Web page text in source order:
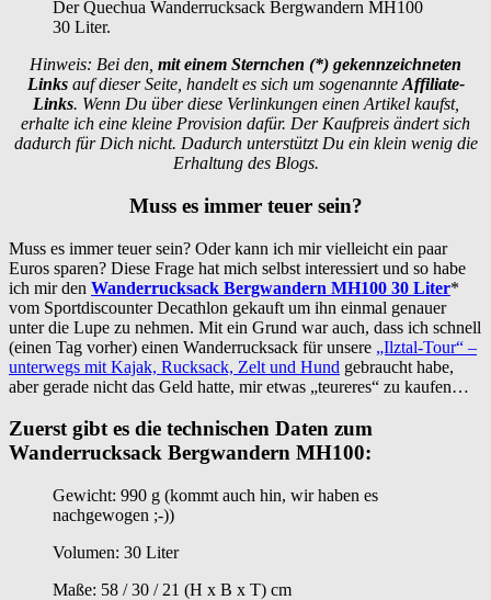
Der Quechua Wanderrucksack Bergwandern MH100
30 Liter.
Hinweis: Bei den, mit einem Sternchen (*) gekennzeichneten
Linksauf dieser Seite, handelt es sich um sogenannte Affiliate-
Links. Wenn Du über diese Verlinkungen einen Artikel kaufst,
erhalte ich eine kleine Provision dafür. Der Kaufpreis ändert sich
dadurch für Dich nicht. Dadurch unterstützt Du ein klein wenig die
Erhaltung des Blogs.
Muss es immer teuer sein?
Muss es immer teuer sein? Oder kann ich mir vielleicht ein paar
Euros sparen? Diese Frage hat mich selbst interessiert und so habe
ich mir den Wanderrucksack Bergwandern MH100 30 Liter*
vom Sportdiscounter Decathlon gekauft um ihn einmal genauer
unter die Lupe zu nehmen. Mit ein Grund war auch, dass ich schnell
(einen Tag vorher) einen Wanderrucksack für unsere „Ilztal-Tour“ –
unterwegs mit Kajak, Rucksack, Zelt und Hund gebraucht habe,
aber gerade nicht das Geld hatte, mir etwas „teureres“ zu kaufen…
Zuerst gibt es die technischen Daten zum
Wanderrucksack Bergwandern MH100:
Gewicht: 990 g (kommt auch hin, wir haben es
nachgewogen ;-))
Volumen: 30 Liter
Maße: 58 / 30 / 21 (H x B x T) cm